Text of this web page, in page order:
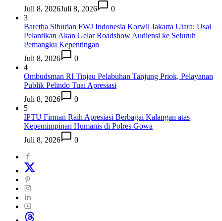
Juli 8, 2026Juli 8, 2026
0
3
Baretha Siburian FWJ Indonesia Korwil Jakarta Utara: Usai
Pelantikan Akan Gelar Roadshow Audiensi ke Seluruh
Pemangku Kepentingan
Juli 8, 2026
0
4
Ombudsman RI Tinjau Pelabuhan Tanjung Priok, Pelayanan
Publik Pelindo Tuai Apresiasi
Juli 8, 2026
0
5
IPTU Firman Raih Apresiasi Berbagai Kalangan atas
Kepemimpinan Humanis di Polres Gowa
Juli 8, 2026
0